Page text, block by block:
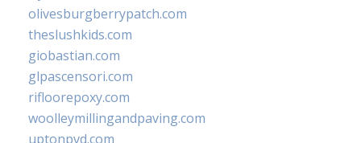
olivesburgberrypatch.com
theslushkids.com
giobastian.com
glpascensori.com
rifloorepoxy.com
woolleymillingandpaving.com
uptonpvd.com